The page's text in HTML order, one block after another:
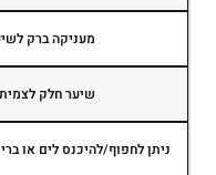
מעניקה ברק
שיער חלק
ניתן לחפוף/להיכנס לים או